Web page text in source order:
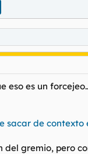
eso es un
sacar de
del gremio, pero